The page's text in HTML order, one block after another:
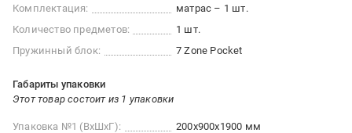
Комплектация:
матрас – 1 шт.
Количество предметов:
1 шт.
Пружинный блок:
7 Zone Pocket
Габариты упаковки
Этот товар состоит из 1 упаковки
Упаковка №1 (ВхШхГ):
200x900x1900 мм